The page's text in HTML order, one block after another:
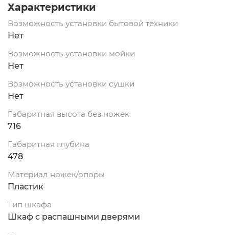
Характеристики
Возможность установки бытовой техники
Нет
Возможность установки мойки
Нет
Возможность установки сушки
Нет
Габаритная высота без ножек
716
Габаритная глубина
478
Материал ножек/опоры
Пластик
Тип шкафа
Шкаф с распашными дверями